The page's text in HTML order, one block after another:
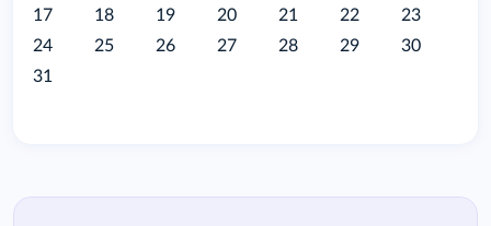
17
18 19 20 21 22
23
24
25 26 27 28 29
30
31